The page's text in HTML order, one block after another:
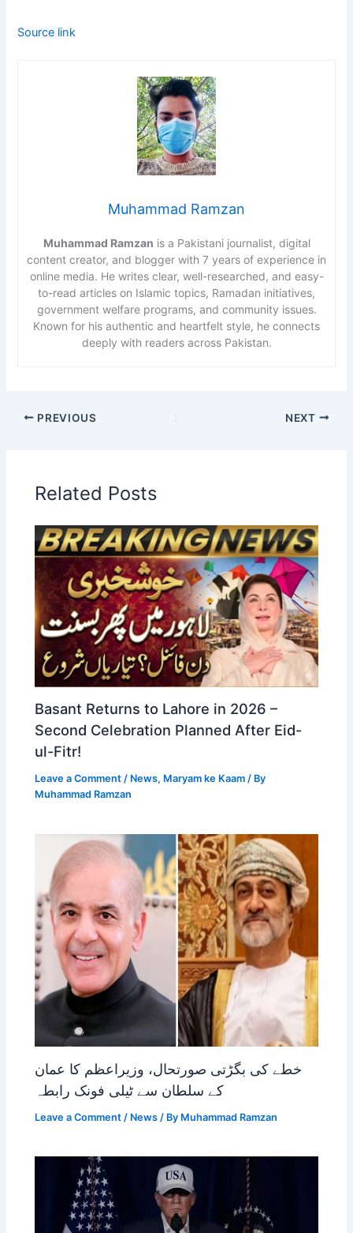
Source link
Muhammad Ramzan
Muhammad Ramzan is a Pakistani journalist, digital
content creator, and blogger with 7 years of experience in
online media. He writes clear, well-researched, and easy-
to-read articles on Islamic topics, Ramadan initiatives,
government welfare programs, and community issues.
Known for his authentic and heartfelt style, he connects
deeply with readers across Pakistan.
PREVIOUS NEXT
Related Posts
Basant Returns to Lahore in 2026 –
Second Celebration Planned After Eid-
ul-Fitr!
Leave a Comment / News, Maryam ke Kaam / By
Muhammad Ramzan
خطے کی بگڑتی صورتحال، وزیراعظم کا عمان
کے سلطان سے ٹیلی فونک رابطہ
Leave a Comment / News / By Muhammad Ramzan